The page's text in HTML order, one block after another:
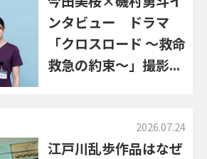
ンタビュー ドラマ
「クロスロード ～救命
救急の約束～」撮影...
2026.07.24
江戸川乱歩作品はなぜ